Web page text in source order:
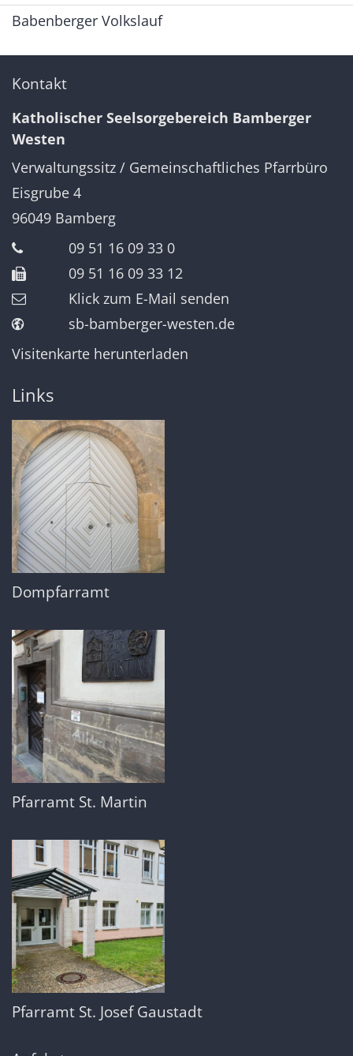
Babenberger Volkslauf
Kontakt
Katholischer Seelsorgebereich Bamberger
Westen
Verwaltungssitz / Gemeinschaftliches Pfarrbüro
Eisgrube 4
96049 Bamberg
09 51 16 09 33 0
09 51 16 09 33 12
Klick zum E-Mail senden
sb-bamberger-westen.de
Visitenkarte herunterladen
Links
Dompfarramt
Pfarramt St. Martin
Pfarramt St. Josef Gaustadt